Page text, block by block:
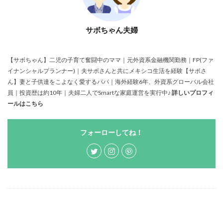
サボちゃん夫婦
【サボちゃん】二児の子育て奮闘中のママ｜元外資系金融機関勤務｜FP(ファ
イナンシャルプランナー)｜夫サボさんと共にメキシコ生活を経験【サボさ
ん】妻と子供達をこよなく愛するパパ｜海外経験6年、外資系グローバル会社
員｜投資歴は約10年｜夫婦二人でSmartな家庭運営を実行中♪ 詳しいプロフィ
ールはこちら
フォーローしてね！